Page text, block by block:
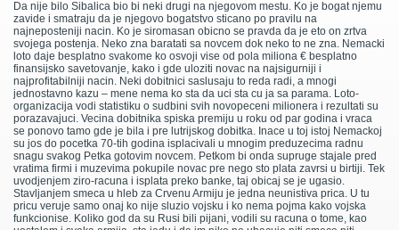
Da nije bilo Sibalica bio bi neki drugi na njegovom mestu. Ko je bogat njemu
zavide i smatraju da je njegovo bogatstvo sticano po pravilu na
najneposteniji nacin. Ko je siromasan obicno se pravda da je eto on zrtva
svojega postenja. Neko zna baratati sa novcem dok neko to ne zna. Nemacki
loto daje besplatno svakome ko osvoji vise od pola miliona € besplatno
finansijsko savetovanje, kako i gde uloziti novac na najsigurniji i
najprofitabilniji nacin. Neki dobitnici saslusaju to reda radi, a mnogi
jednostavno kazu – mene nema ko sta da uci sta cu ja sa parama. Loto-
organizacija vodi statistiku o sudbini svih novopeceni milionera i rezultati su
porazavajuci. Vecina dobitnika spiska premiju u roku od par godina i vraca
se ponovo tamo gde je bila i pre lutrijskog dobitka. Inace u toj istoj Nemackoj
su jos do pocetka 70-tih godina isplacivali u mnogim preduzecima radnu
snagu svakog Petka gotovim novcem. Petkom bi onda supruge stajale pred
vratima firmi i muzevima pokupile novac pre nego sto plata zavrsi u birtiji. Tek
uvodjenjem ziro-racuna i isplata preko banke, taj obicaj se je ugasio.
Stavljanjem smeca u hleb za Crvenu Armiju je jedna neunistiva prica. U tu
pricu veruje samo onaj ko nije sluzio vojsku i ko nema pojma kako vojska
funkcionise. Koliko god da su Rusi bili pijani, vodili su racuna o tome, kao